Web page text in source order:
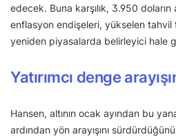
edecek. Buna karşılık, 3.950 doların
enflasyon endişeleri, yükselen tahvil
yeniden piyasalarda belirleyici hale
Yatırımcı denge
Hansen, altının ocak ayından bu
ardından yön arayışını